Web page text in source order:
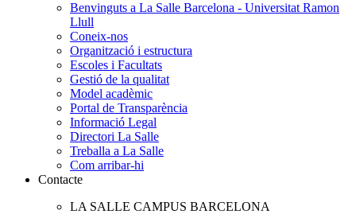
Benvinguts a La Salle Barcelona - Universitat Ramon
Llull
Coneix-nos
Organització i estructura
Escoles i Facultats
Gestió de la qualitat
Model acadèmic
Portal de Transparència
Informació Legal
Directori La Salle
Treballa a La Salle
Com arribar-hi
Contacte
LA SALLE CAMPUS BARCELONA